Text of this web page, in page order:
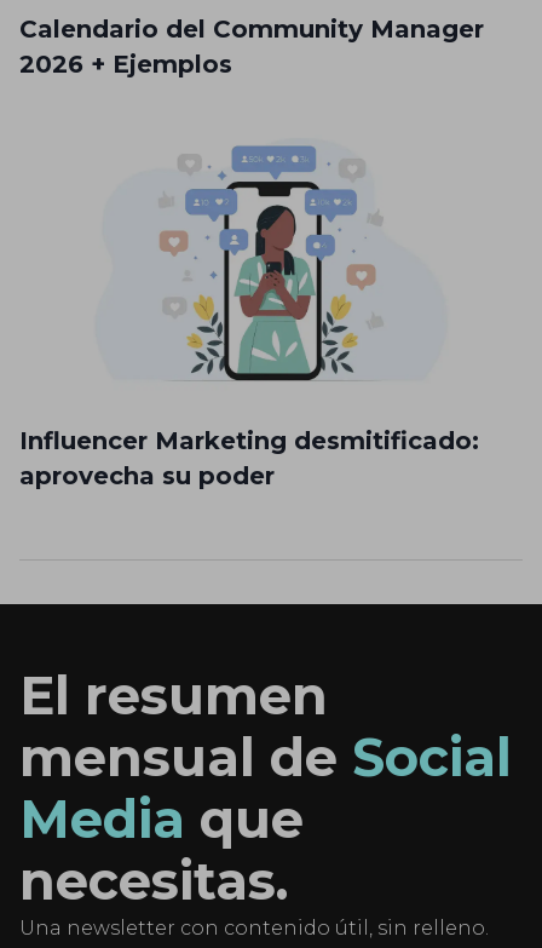
Calendario del Community Manager
2026 + Ejemplos
Influencer Marketing desmitificado:
aprovecha su poder
El resumen
mensual de Social
Media que
necesitas.
Una newsletter con contenido útil, sin relleno.